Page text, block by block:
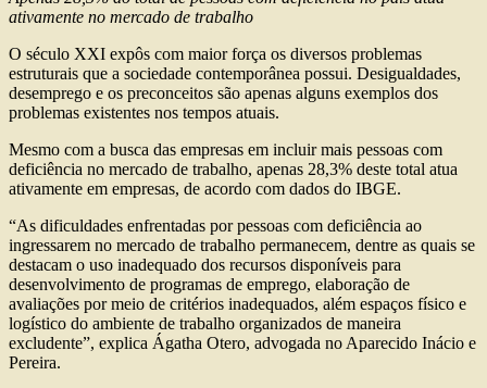
ativamente no mercado de trabalho
O século XXI expôs com maior força os diversos problemas
estruturais que a sociedade contemporânea possui. Desigualdades,
desemprego e os preconceitos são apenas alguns exemplos dos
problemas existentes nos tempos atuais.
Mesmo com a busca das empresas em incluir mais pessoas com
deficiência no mercado de trabalho, apenas 28,3% deste total atua
ativamente em empresas, de acordo com dados do IBGE.
“As dificuldades enfrentadas por pessoas com deficiência ao
ingressarem no mercado de trabalho permanecem, dentre as quais se
destacam o uso inadequado dos recursos disponíveis para
desenvolvimento de programas de emprego, elaboração de
avaliações por meio de critérios inadequados, além espaços físico e
logístico do ambiente de trabalho organizados de maneira
excludente”, explica Ágatha Otero, advogada no Aparecido Inácio e
Pereira.